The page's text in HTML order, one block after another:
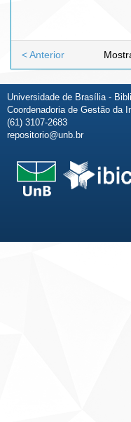
< Anterior
Universidade de Brasília -
Coordenadoria de Gestão da
(61) 3107-2683
repositorio@unb.br